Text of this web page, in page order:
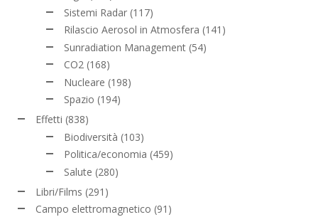
Sistemi Radar (117)
Rilascio Aerosol in Atmosfera (141)
Sunradiation Management (54)
CO2 (168)
Nucleare (198)
Spazio (194)
Effetti (838)
Biodiversità (103)
Politica/economia (459)
Salute (280)
Libri/Films (291)
Campo elettromagnetico (91)